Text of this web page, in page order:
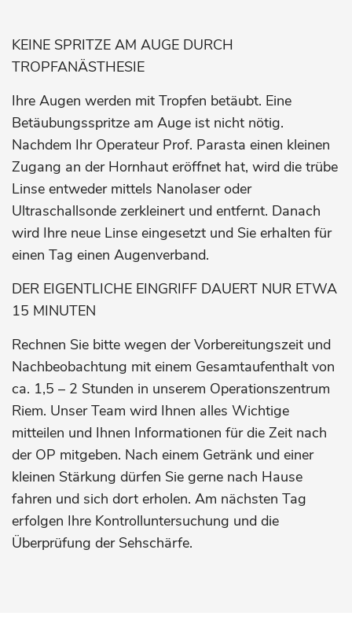
KEINE SPRITZE AM AUGE DURCH
TROPFANÄSTHESIE
Ihre Augen werden mit Tropfen betäubt. Eine
Betäubungsspritze am Auge ist nicht nötig.
Nachdem Ihr Operateur Prof. Parasta einen kleinen
Zugang an der Hornhaut eröffnet hat, wird die trübe
Linse entweder mittels Nanolaser oder
Ultraschallsonde zerkleinert und entfernt. Danach
wird Ihre neue Linse eingesetzt und Sie erhalten für
einen Tag einen Augenverband.
DER EIGENTLICHE EINGRIFF DAUERT NUR ETWA
15 MINUTEN
Rechnen Sie bitte wegen der Vorbereitungszeit und
Nachbeobachtung mit einem Gesamtaufenthalt von
ca. 1,5 – 2 Stunden in unserem Operationszentrum
Riem. Unser Team wird Ihnen alles Wichtige
mitteilen und Ihnen Informationen für die Zeit nach
der OP mitgeben. Nach einem Getränk und einer
kleinen Stärkung dürfen Sie gerne nach Hause
fahren und sich dort erholen. Am nächsten Tag
erfolgen Ihre Kontrolluntersuchung und die
Überprüfung der Sehschärfe.